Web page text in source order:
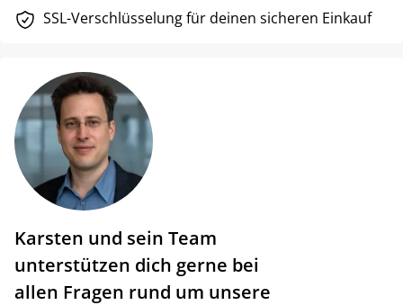
SSL-Verschlüsselung für deinen sicheren Einkauf
Karsten und sein Team
unterstützen dich gerne bei
allen Fragen rund um unsere